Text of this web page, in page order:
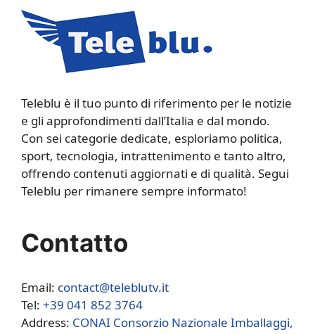
Teleblu è il tuo punto di riferimento per le notizie
e gli approfondimenti dall’Italia e dal mondo.
Con sei categorie dedicate, esploriamo politica,
sport, tecnologia, intrattenimento e tanto altro,
offrendo contenuti aggiornati e di qualità. Segui
Teleblu per rimanere sempre informato!
Contatto
Email: contact@teleblutv.it
Tel: +39 041 852 3764
Address: CONAI Consorzio Nazionale Imballaggi,